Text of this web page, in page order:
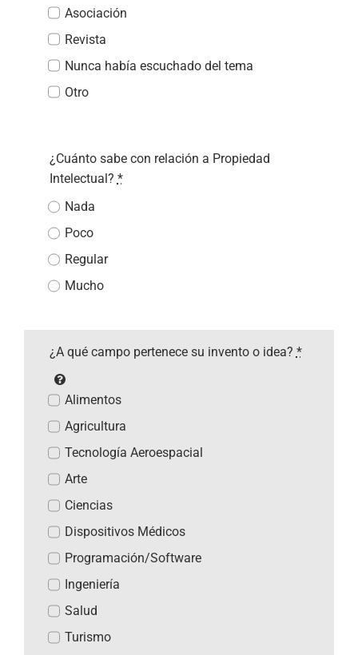
Asociación
Revista
Nunca había escuchado del tema
Otro
¿Cuánto sabe con relación a Propiedad
Intelectual? *
Nada
Poco
Regular
Mucho
¿A qué campo pertenece su invento o idea? *
Alimentos
Agricultura
Tecnología Aeroespacial
Arte
Ciencias
Dispositivos Médicos
Programación/Software
Ingeniería
Salud
Turismo